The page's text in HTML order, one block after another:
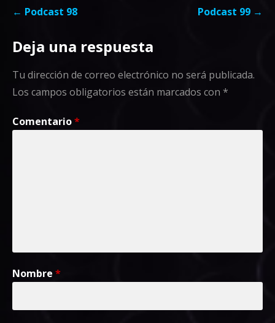
Navegación
entradas
← Podcast 98 Podcast 99 →
Deja una respuesta
Tu dirección de correo electrónico no será publicada.
Los campos obligatorios están marcados con *
Comentario*
Nombre *